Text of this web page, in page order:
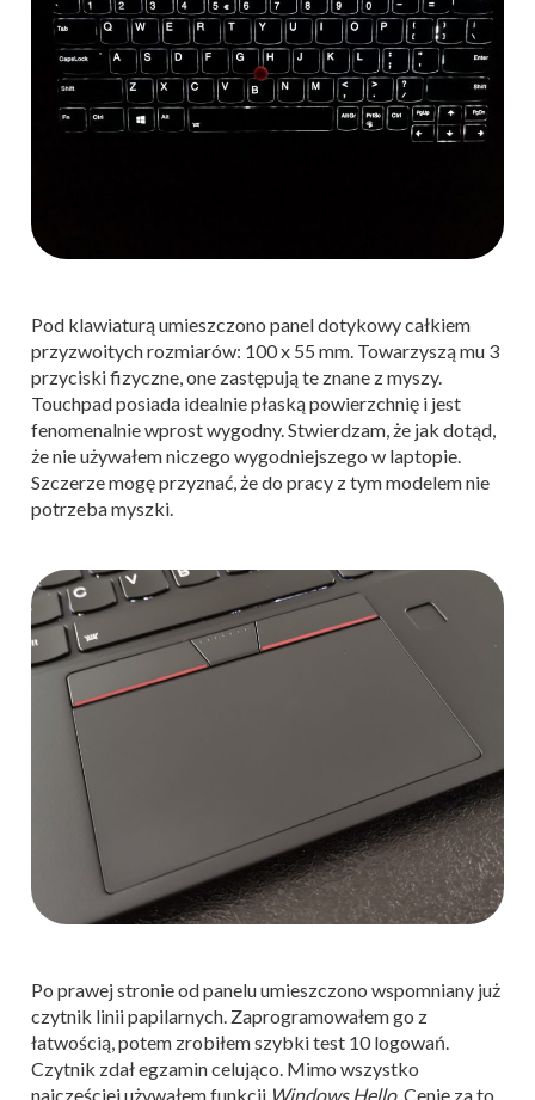
Pod klawiaturą umieszczono panel dotykowy całkiem
przyzwoitych rozmiarów: 100 x 55 mm. Towarzyszą mu 3
przyciski fizyczne, one zastępują te znane z myszy.
Touchpad posiada idealnie płaską powierzchnię i jest
fenomenalnie wprost wygodny. Stwierdzam, że jak dotąd,
że nie używałem niczego wygodniejszego w laptopie.
Szczerze mogę przyznać, że do pracy z tym modelem nie
potrzeba myszki.
Po prawej stronie od panelu umieszczono wspomniany już
czytnik linii papilarnych. Zaprogramowałem go z
łatwością, potem zrobiłem szybki test 10 logowań.
Czytnik zdał egzamin celująco. Mimo wszystko
najczęściej używałem funkcji Windows Hello. Cenię za to